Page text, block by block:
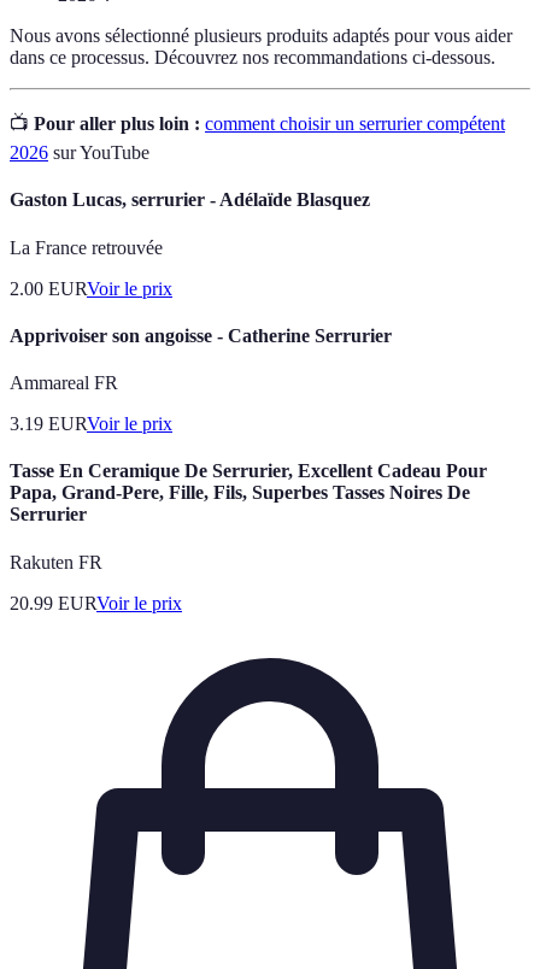
Nous avons sélectionné plusieurs produits adaptés pour vous aider
dans ce processus. Découvrez nos recommandations ci-dessous.
📺 Pour aller plus loin : comment choisir un serrurier compétent
2026 sur YouTube
Gaston Lucas, serrurier - Adélaïde Blasquez
La France retrouvée
2.00 EURVoir le prix
Apprivoiser son angoisse - Catherine Serrurier
Ammareal FR
3.19 EURVoir le prix
Tasse En Ceramique De Serrurier, Excellent Cadeau Pour
Papa, Grand-Pere, Fille, Fils, Superbes Tasses Noires De
Serrurier
Rakuten FR
20.99 EURVoir le prix